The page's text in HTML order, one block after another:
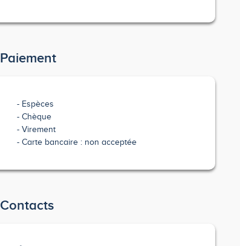
Paiement
Espèces
Chèque
Virement
Carte bancaire : non acceptée
Contacts